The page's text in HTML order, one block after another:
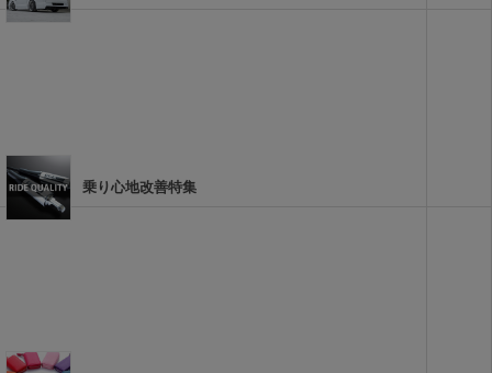
乗り心地改善特集